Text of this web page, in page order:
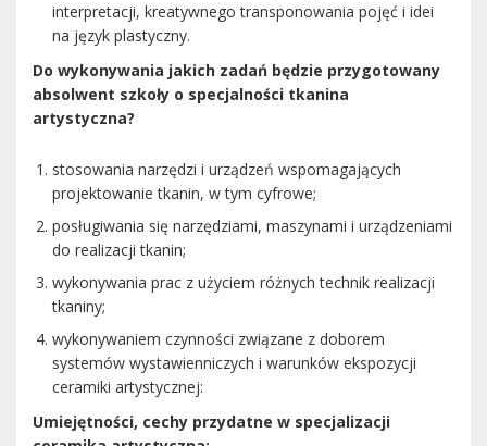
interpretacji, kreatywnego transponowania pojęć i idei
na język plastyczny.
Do wykonywania jakich zadań będzie przygotowany
absolwent szkoły o specjalności tkanina
artystyczna?
stosowania narzędzi i urządzeń wspomagających
projektowanie tkanin, w tym cyfrowe;
posługiwania się narzędziami, maszynami i urządzeniami
do realizacji tkanin;
wykonywania prac z użyciem różnych technik realizacji
tkaniny;
wykonywaniem czynności związane z doborem
systemów wystawienniczych i warunków ekspozycji
ceramiki artystycznej:
Umiejętności, cechy przydatne w specjalizacji